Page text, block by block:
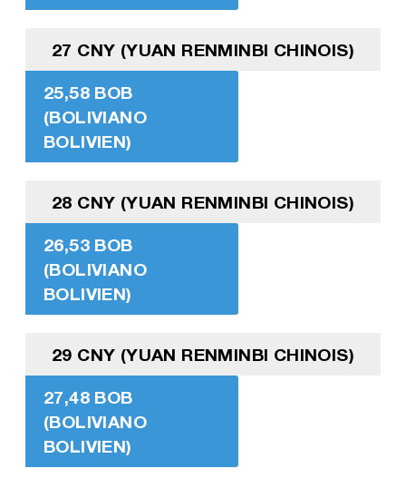
27 CNY (YUAN RENMINBI CHINOIS)
25,58 BOB
(BOLIVIANO
BOLIVIEN)
28 CNY (YUAN RENMINBI CHINOIS)
26,53 BOB
(BOLIVIANO
BOLIVIEN)
29 CNY (YUAN RENMINBI CHINOIS)
27,48 BOB
(BOLIVIANO
BOLIVIEN)